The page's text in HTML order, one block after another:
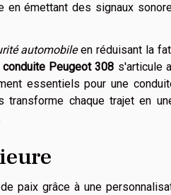
en émettant des signaux
automobileen réduisant la
Peugeot 308 s'articule
essentiels pour une
transforme chaque trajet en
paix grâce à une